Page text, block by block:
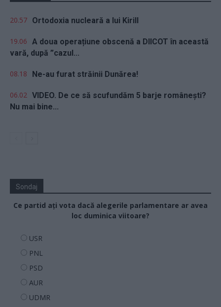
20.57 Ortodoxia nucleară a lui Kirill
19.06 A doua operațiune obscenă a DIICOT în această
vară, după ”cazul...
08.18 Ne-au furat străinii Dunărea!
06.02 VIDEO. De ce să scufundăm 5 barje românești?
Nu mai bine...
Sondaj
Ce partid ați vota dacă alegerile parlamentare ar avea
loc duminica viitoare?
USR
PNL
PSD
AUR
UDMR